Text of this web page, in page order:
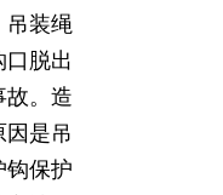
吊装绳
口脱出
故。造
因是吊
钩保护